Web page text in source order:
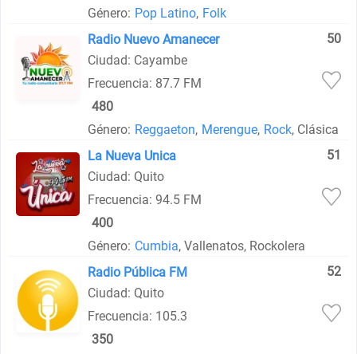
Género: Pop Latino, Folk
Radio Nuevo Amanecer
50
Ciudad: Cayambe
Frecuencia: 87.7 FM
480
Género: Reggaeton, Merengue, Rock, Clásica
La Nueva Unica
51
Ciudad: Quito
Frecuencia: 94.5 FM
400
Género: Cumbia, Vallenatos, Rockolera
Radio Pública FM
52
Ciudad: Quito
Frecuencia: 105.3
350